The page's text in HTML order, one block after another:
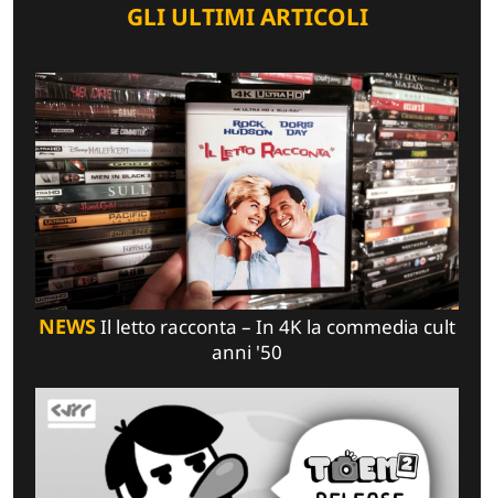
GLI ULTIMI ARTICOLI
NEWSIl letto racconta – In 4K la commedia cult
anni '50